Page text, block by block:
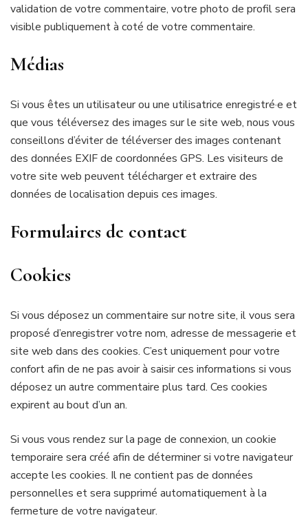
validation de votre commentaire, votre photo de profil sera
visible publiquement à coté de votre commentaire.
Médias
Si vous êtes un utilisateur ou une utilisatrice enregistré·e et
que vous téléversez des images sur le site web, nous vous
conseillons d’éviter de téléverser des images contenant
des données EXIF de coordonnées GPS. Les visiteurs de
votre site web peuvent télécharger et extraire des
données de localisation depuis ces images.
Formulaires de contact
Cookies
Si vous déposez un commentaire sur notre site, il vous sera
proposé d’enregistrer votre nom, adresse de messagerie et
site web dans des cookies. C’est uniquement pour votre
confort afin de ne pas avoir à saisir ces informations si vous
déposez un autre commentaire plus tard. Ces cookies
expirent au bout d’un an.
Si vous vous rendez sur la page de connexion, un cookie
temporaire sera créé afin de déterminer si votre navigateur
accepte les cookies. Il ne contient pas de données
personnelles et sera supprimé automatiquement à la
fermeture de votre navigateur.